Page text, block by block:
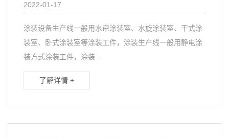
2022-01-17
涂装设备生产线一般用水帘涂装室、水旋涂装室、干式涂
装室、卧式涂装室等涂装工件，涂装生产线一般用静电涂
装方式涂装工件，涂装...
了解详情 +